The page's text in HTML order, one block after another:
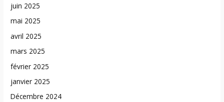
juin 2025
mai 2025
avril 2025
mars 2025
février 2025
janvier 2025
Décembre 2024